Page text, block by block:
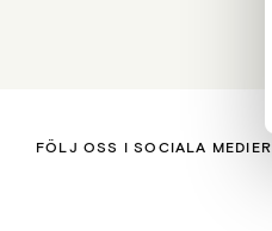
FÖLJ OSS I SOCIALA MEDIER